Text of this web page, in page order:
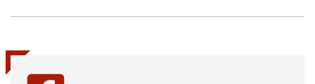
(Twitter)